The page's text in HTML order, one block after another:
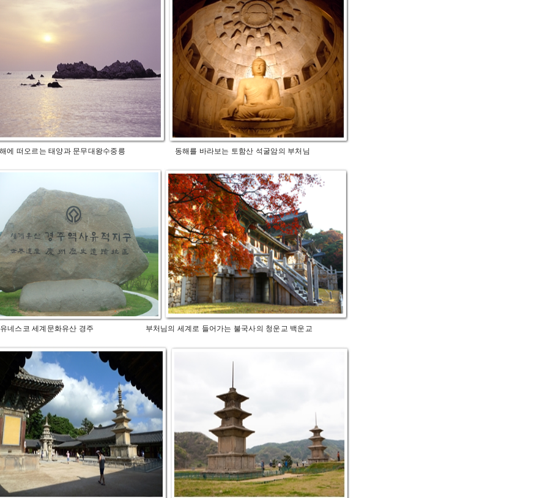
에 떠오르는 태양과 문무대왕수중릉 동해를 바라보는 토함산 석굴암의 부처님
스코 세계문화유산 경주 부처님의 세계로 들어가는 불국사의 청운교 백운교